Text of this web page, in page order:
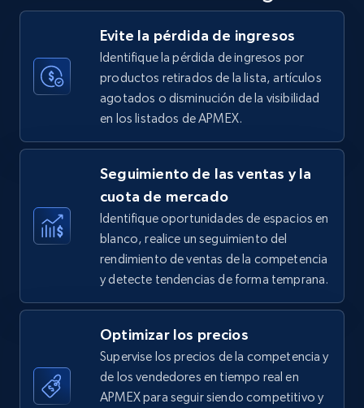
using sku numbers
URL, Final price, Sku, Currency, Gtin,
Specifications, Image urls, Top reviews, and
5.6K+ 875+ Comenzar ahora
TikTok Shop
URL, Title, Available, Description, Currency, Initial
price, Final price, Discount percent, and more.
5.4K+ 668+ Comenzar ahora
TikTok Shop - category
Evite la pérdida de ingresos
Identifique la pérdida de ingresos por
productos retirados de la lista, artículos
agotados o disminución de la visibilidad
en los listados de APMEX.
Seguimiento de las ventas y la
cuota de mercado
Identifique oportunidades de espacios en
blanco, realice un seguimiento del
rendimiento de ventas de la competencia
y detecte tendencias de forma temprana.
Optimizar los precios
Supervise los precios de la competencia y
de los vendedores en tiempo real en
APMEX para seguir siendo competitivo y